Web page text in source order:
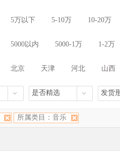
5万以下 5-10万 10-20万
5000以内 5000-1万 1-2万
北京 天津 河北 山西
湖北 湖南 广东 广西
澳门
是否精选 发货
所属类目：音乐